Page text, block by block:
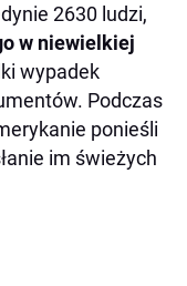
2630 ludzi,
w niewielkiej
wypadek
Podczas
ponieśli
im świeżych